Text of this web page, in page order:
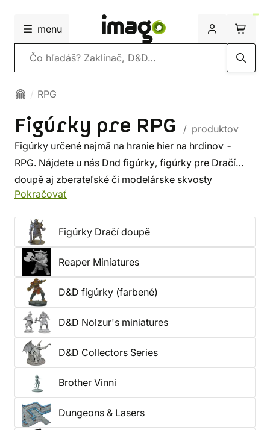
menu
Vyhľadávanie
RPG
Figúrky pre RPG
/ produktov
Figúrky určené najmä na hranie hier na hrdinov -
RPG. Nájdete u nás Dnd figúrky, figúrky pre Dračí
doupě aj zberateľské či modelárske skvosty
v bežnom meradle 25/28mm pre použitie s hernými
(D&D figúrky). Ak ste u nás nenašli vytúžené
miniatúry, nezúfajte, sme schopní Vám zohnaťfigúrky
na prianie .
S výberom vám môže pomôcťvideo o výbere
figúrky.
Pokračovať
Figúrky Dračí doupě
Reaper Miniatures
D&D figúrky (farbené)
D&D Nolzur's miniatures
D&D Collectors Series
Brother Vinni
Dungeons & Lasers